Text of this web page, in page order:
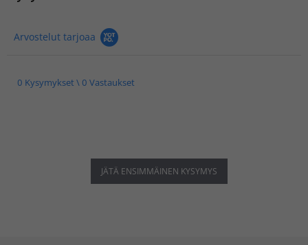
Arvostelut tarjoaa
0 Kysymykset \ 0 Vastaukset
JÄTÄ ENSIMMÄINEN KYSYMYS